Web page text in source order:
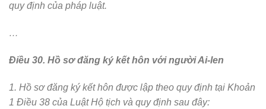
quy định của pháp luật.
…
Điều 30. Hồ sơ đăng ký kết hôn với người Ai-len
1. Hồ sơ đăng ký kết hôn được lập theo quy định tại Khoản
1 Điều 38 của Luật Hộ tịch và quy định sau đây: